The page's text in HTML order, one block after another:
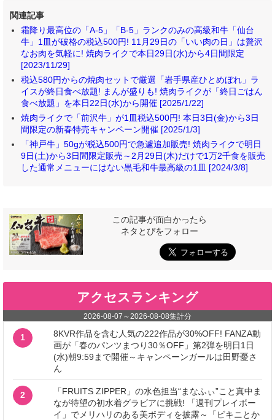
関連記事
霜降り最高位の「A-5」「B-5」ランクのみの高級和牛「仙台
牛」1皿が破格の税込500円! 11月29日の「いい肉の日」は贅沢
なお肉を気軽に! 焼肉ライクで本日29日(水)から4日間限定
[2023/11/29]
税込580円からの焼肉セットで厳選「岩手県産ひとめぼれ」ラ
イスが終日食べ放題! まんが盛りも! 焼肉ライクが「終日ごはん
食べ放題」を本日22日(水)から開催 [2025/1/22]
焼肉ライクで「前沢牛」が1皿税込500円! 本日3日(金)から3日
間限定の新春特売キャンペーン開催 [2025/1/3]
「神戸牛」50gが税込500円で急遽追加販売! 焼肉ライクで明日
9日(土)から3日間限定販売～2月29日(木)だけで1万2千食を販売
した通常メニューにはない黒毛和牛最高級の1皿 [2024/3/8]
この記事が面白かったら
ネタとぴをフォロー
アクセスランキング
2026-08-07 ～2026-08-08集計分
1
8KVR作品を含む人気の222作品が30%OFF! FANZA動
画が「春のパンツまつり30％OFF」第2弾を明日1日
(水)朝9:59まで開催～キャンペーンガールは田野憂さ
ん
2
「FRUITS ZIPPER」の水色担当“まなふぃ”こと真中ま
なが待望の初水着グラビアに挑戦! 「週刊プレイボー
イ」でメリハリのある美ボディを披露～「ビキニとか